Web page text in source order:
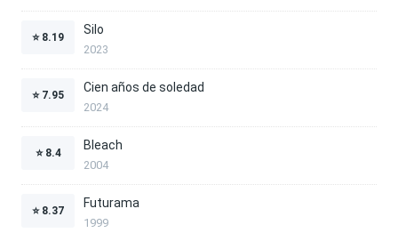
⭐ 8.19
Silo
2023
⭐ 7.95
Cien años de soledad
2024
⭐ 8.4
Bleach
2004
⭐ 8.37
Futurama
1999